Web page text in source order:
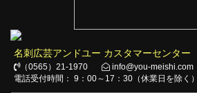
名刺広芸アンドユー カスタマーセンター
（0565）21-1970
info@you-meishi.com
電話受付時間： 9：00～17：30（休業日を除く）